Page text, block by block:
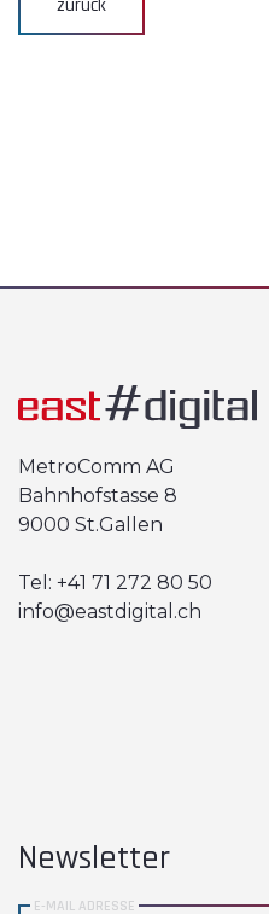
zurück
MetroComm AG
Bahnhofstasse 8
9000 St.Gallen
Tel: +41 71 272 80 50
info@eastdigital.ch
Newsletter
E-MAIL ADRESSE